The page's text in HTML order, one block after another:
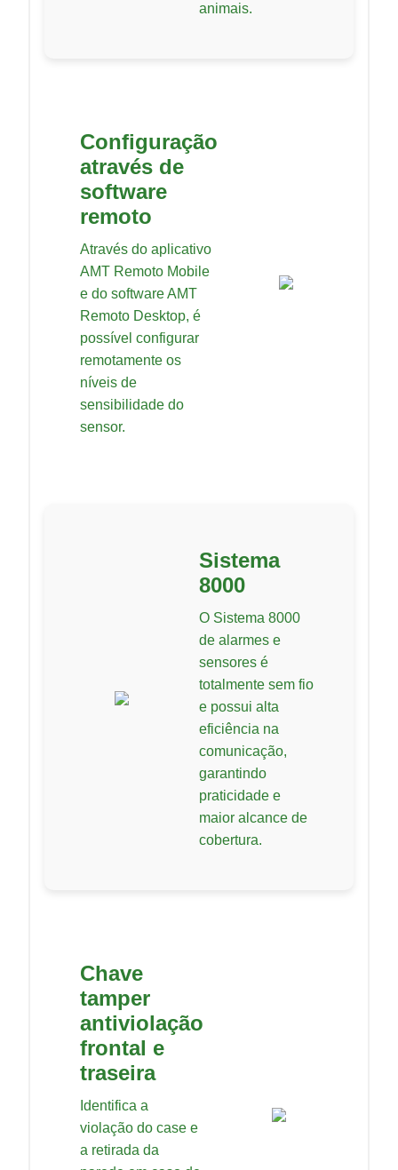
animais.
Configuração
através de
software
remoto
Através do aplicativo
AMT Remoto Mobile
e do software AMT
Remoto Desktop, é
possível configurar
remotamente os
níveis de
sensibilidade do
sensor.
Sistema
8000
O Sistema 8000
de alarmes e
sensores é
totalmente sem fio
e possui alta
eficiência na
comunicação,
garantindo
praticidade e
maior alcance de
cobertura.
Chave
tamper
antiviolação
frontal e
traseira
Identifica a
violação do case e
a retirada da